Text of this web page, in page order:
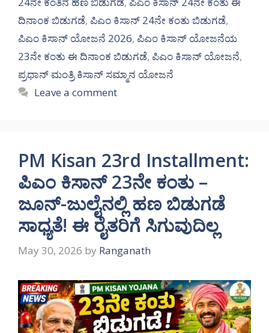
ದಿನಾಂಕ ಬಿಡುಗಡೆ, ಪಿಎಂ ಕಿಸಾನ್ 24ನೇ ಕಂತು ಬಿಡುಗಡೆ,
ಪಿಎಂ ಕಿಸಾನ್ ಯೋಜನೆ 2026, ಪಿಎಂ ಕಿಸಾನ್ ಯೋಜನೆಯ
23ನೇ ಕಂತು ಈ ದಿನಾಂಕ ಬಿಡುಗಡೆ, ಪಿಎಂ ಕಿಸಾನ್ ಯೋಜನೆ,
ಪ್ರಧಾನ್ ಮಂತ್ರಿ ಕಿಸಾನ್ ಸಮ್ಮಾನ ಯೋಜನೆ
Leave a comment
PM Kisan 23rd Installment:
ಪಿಎಂ ಕಿಸಾನ್ 23ನೇ ಕಂತು –
ಜೂನ್-ಜುಲೈನಲ್ಲಿ ಹಣ ಬಿಡುಗಡೆ
ಸಾಧ್ಯತೆ! ಈ ರೈತರಿಗೆ ಸಿಗುವುದಿಲ್ಲ
May 30, 2026 by Ranganath